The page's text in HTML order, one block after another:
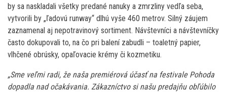
by sa naskladali všetky predané nanuky a zmrzliny vedľa seba,
vytvorili by „ľadovú runway“ dlhú vyše 460 metrov. Silný záujem
zaznamenal aj nepotravinový sortiment. Návštevníci a návštevníčky
často dokupovali to, na čo pri balení zabudli – toaletný papier,
vlhčené obrúsky, opaľovacie krémy či kozmetiku.
„Sme veľmi radi, že naša premiérová účasť na festivale Pohoda
dopadla nad očakávania. Zákazníctvo si našu predajňu obľúbilo